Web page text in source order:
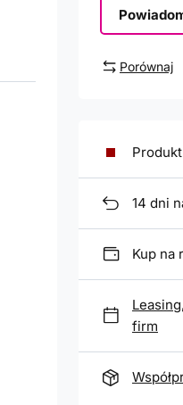
Porównaj
14 dni
Kup na
firm